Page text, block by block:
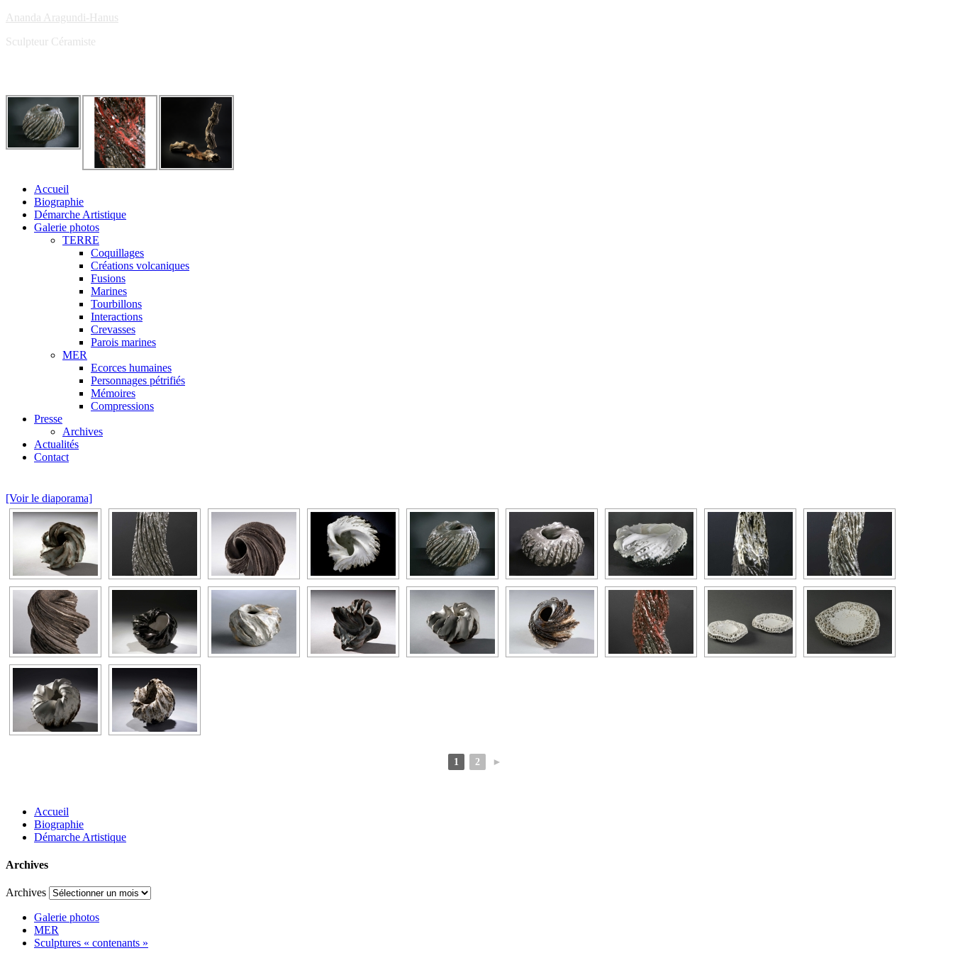
Ananda Aragundi-Hanus
Sculpteur Céramiste
Accueil
Biographie
Démarche Artistique
Galerie photos
TERRE
Coquillages
Créations volcaniques
Fusions
Marines
Tourbillons
Interactions
Crevasses
Parois marines
MER
Ecorces humaines
Personnages pétrifiés
Mémoires
Compressions
Presse
Archives
Actualités
Contact
[Voir le diaporama]
1 2 ►
Accueil
Biographie
Démarche Artistique
Archives
Archives
Galerie photos
MER
Sculptures « contenants »